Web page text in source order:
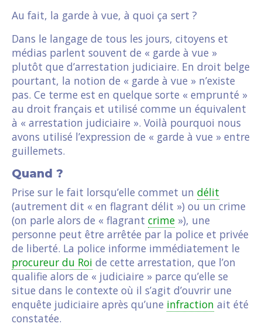
Au fait, la garde à vue, à quoi ça sert ?
Dans le langage de tous les jours, citoyens et
médias parlent souvent de « garde à vue »
plutôt que d’arrestation judiciaire. En droit belge
pourtant, la notion de « garde à vue » n’existe
pas. Ce terme est en quelque sorte « emprunté »
au droit français et utilisé comme un équivalent
à « arrestation judiciaire ». Voilà pourquoi nous
avons utilisé l’expression de « garde à vue » entre
guillemets.
Quand ?
Prise sur le fait lorsqu’elle commet un délit
(autrement dit « en flagrant délit ») ou un crime
(on parle alors de « flagrant crime »), une
personne peut être arrêtée par la police et privée
de liberté. La police informe immédiatement le
procureur du Roi de cette arrestation, que l’on
qualifie alors de « judiciaire » parce qu’elle se
situe dans le contexte où il s’agit d’ouvrir une
enquête judiciaire après qu’une infraction ait été
constatée.